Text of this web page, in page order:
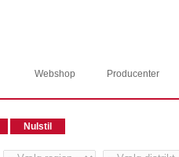
Webshop Producenter